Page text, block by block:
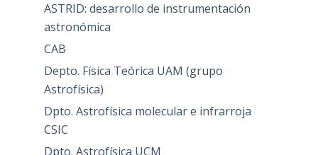
ASTRID: desarrollo de instrumentación
astronómica
CAB
Depto. Física Teórica UAM (grupo
Astrofísica)
Dpto. Astrofísica molecular e infrarroja
CSIC
Dpto. Astrofísica UCM